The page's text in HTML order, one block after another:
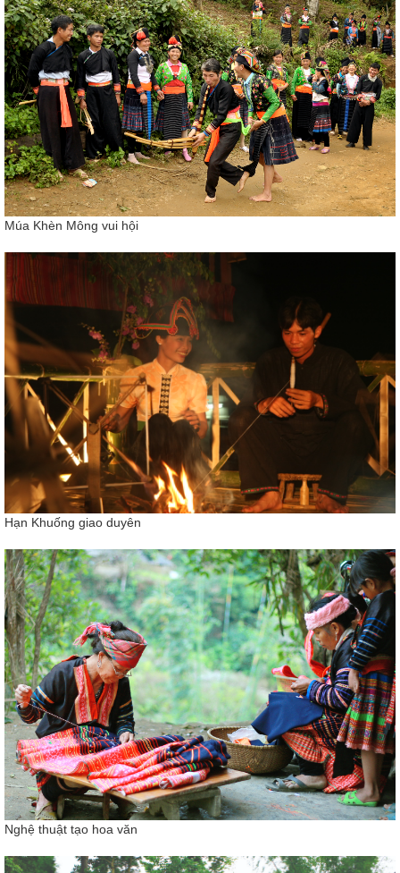
Múa Khèn Mông vui hội
Hạn Khuống giao duyên
Nghệ thuật tạo hoa văn